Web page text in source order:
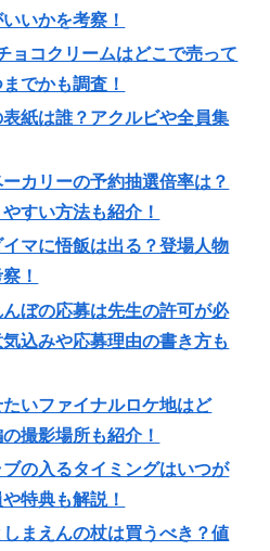
いかを考察！
ョコクリームはどこで売って
でかも調査！
紙は誰？アクルビや全員集
カリーの予約抽選倍率は？
すい方法も紹介！
イマに悟飯は出る？登場人物
！
ぼの応募は先生の許可が必
込みや応募理由の書き方も
いファイナルロケ地はど
撮影場所も紹介！
の入るタイミングはいつが
特典も解説！
まえんの杖は買うべき？値